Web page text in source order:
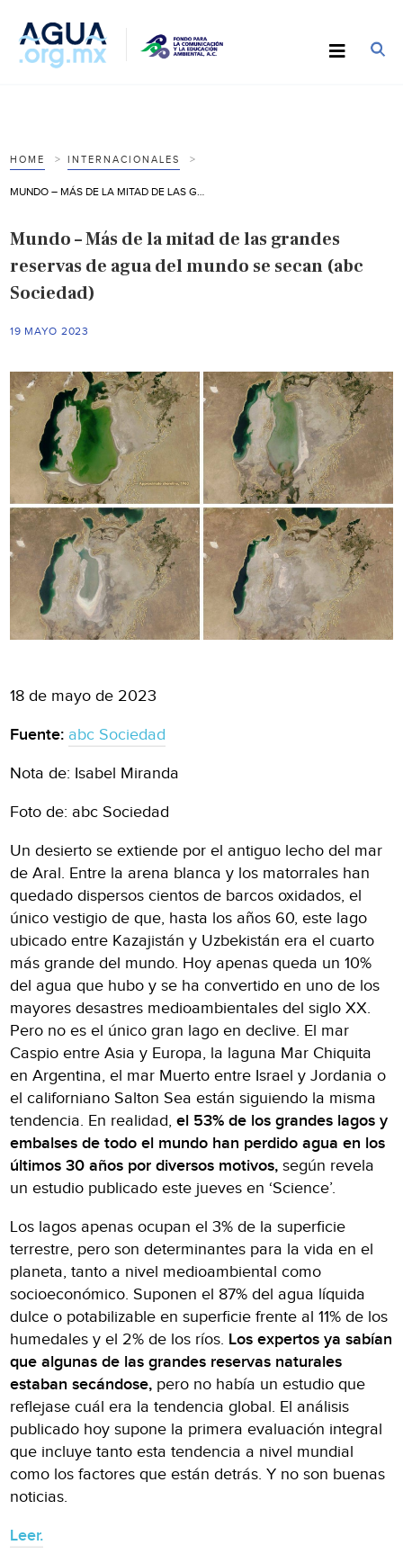
HOME INTERNACIONALES
Mundo – Más de la mitad de las grandes
reservas de agua del mundo se secan (abc
Sociedad)
19 MAYO 2023
18 de mayo de 2023
Fuente: abc Sociedad
Nota de: Isabel Miranda
Foto de: abc Sociedad
Un desierto se extiende por el antiguo lecho del mar
de Aral. Entre la arena blanca y los matorrales han
quedado dispersos cientos de barcos oxidados, el
único vestigio de que, hasta los años 60, este lago
ubicado entre Kazajistán y Uzbekistán era el cuarto
más grande del mundo. Hoy apenas queda un 10%
del agua que hubo y se ha convertido en uno de los
mayores desastres medioambientales del siglo XX.
Pero no es el único gran lago en declive. El mar
Caspio entre Asia y Europa, la laguna Mar Chiquita
en Argentina, el mar Muerto entre Israel y Jordania o
el californiano Salton Sea están siguiendo la misma
tendencia. En realidad,el 53% de los grandes lagos y
embalses de todo el mundo han perdido agua en los
últimos 30 años por diversos motivos, según revela
un estudio publicado este jueves en ‘Science’.
Los lagos apenas ocupan el 3% de la superficie
terrestre, pero son determinantes para la vida en el
planeta, tanto a nivel medioambiental como
socioeconómico. Suponen el 87% del agua líquida
dulce o potabilizable en superficie frente al 11% de los
humedales y el 2% de los ríos. Los expertos ya sabían
que algunas de las grandes reservas naturales
estaban secándose, pero no había un estudio que
reflejase cuál era la tendencia global. El análisis
publicado hoy supone la primera evaluación integral
que incluye tanto esta tendencia a nivel mundial
como los factores que están detrás. Y no son buenas
noticias.
Leer.